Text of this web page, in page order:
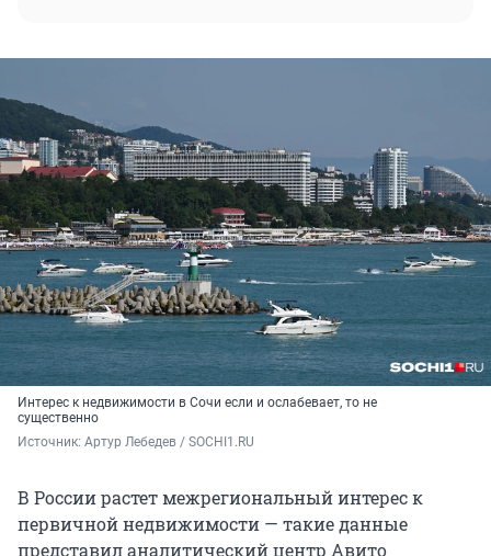
Интерес к недвижимости в Сочи если и ослабевает, то не
существенно
Источник: Артур Лебедев / SOCHI1.RU
В России растет межрегиональный интерес к
первичной недвижимости — такие данные
представил аналитический центр Авито